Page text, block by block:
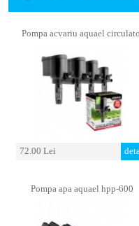
Pompa acvariu aquael
72.00 Lei
Pompa apa aquael hpp-600